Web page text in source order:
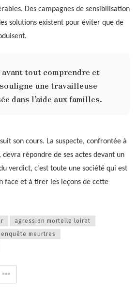
Des campagnes de sensibilisation
solutions existent pour éviter que de
avant tout comprendre et
une travailleuse
dans l’aide aux familles.
son cours. La suspecte, confrontée à
devra répondre de ses actes devant un
verdict, c’est toute une société qui est
face et à tirer les leçons de cette
agression mortelle loiret
enquête meurtres